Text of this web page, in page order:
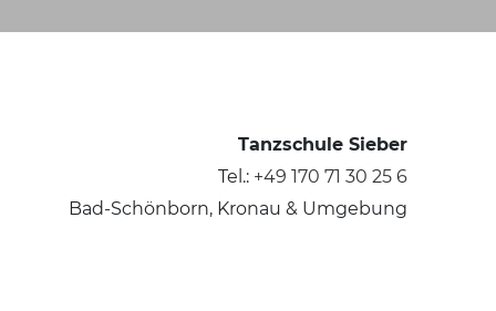
Tanzschule Sieber
Tel.: +49 170 71 30 25 6
Bad-Schönborn, Kronau & Umgebung